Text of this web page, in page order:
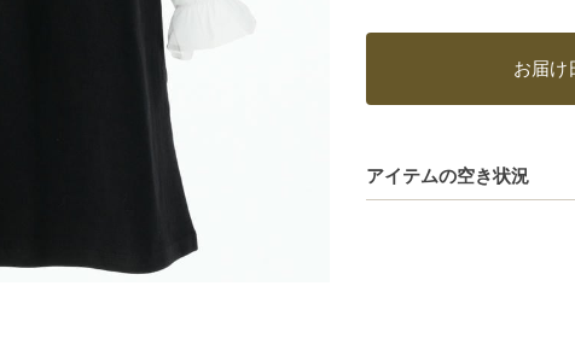
お届け
アイテムの空き状況